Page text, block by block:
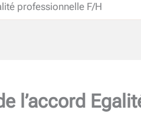
professionnelle F/H
l’accord